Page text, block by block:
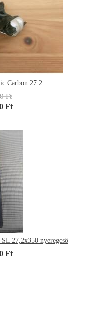
Carbon 27.2
Ft
Ft
27,2x350 nyeregcső
Ft